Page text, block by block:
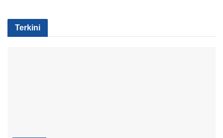
Terkini